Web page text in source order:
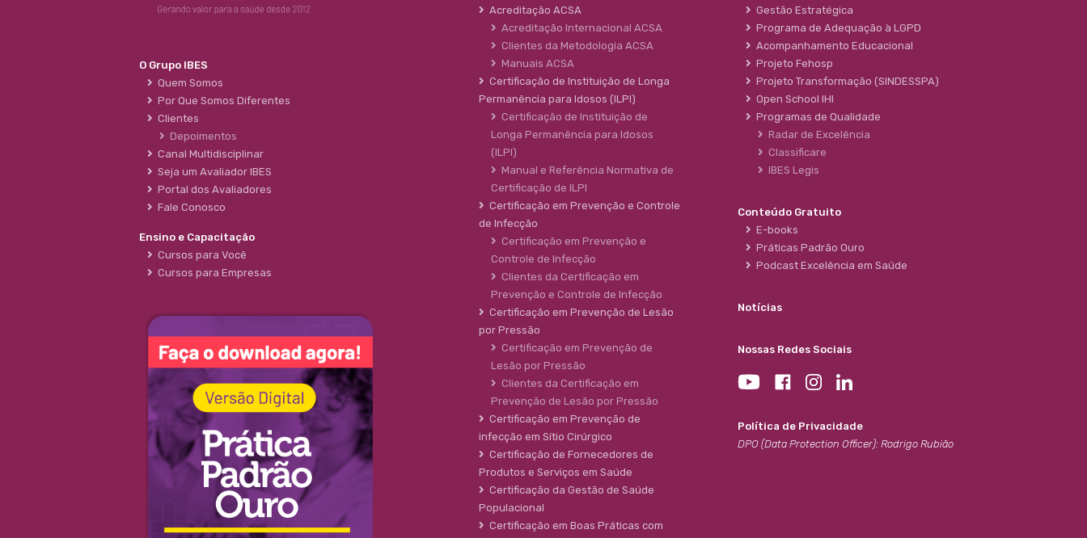
O Grupo IBES
Quem Somos
Por Que Somos Diferentes
Clientes
Depoimentos
Canal Multidisciplinar
Seja um Avaliador IBES
Portal dos Avaliadores
Fale Conosco
Ensino e Capacitação
Cursos para Você
Cursos para Empresas
Acreditação ACSA
Acreditação Internacional ACSA
Clientes da Metodologia ACSA
Manuais ACSA
Certificação de Instituição de Longa
Permanência para Idosos (ILPI)
Certificação de Instituição de
Longa Permanência para Idosos
(ILPI)
Manual e Referência Normativa de
Certificação de ILPI
Certificação em Prevenção e Controle
de Infecção
Certificação em Prevenção e
Controle de Infecção
Clientes da Certificação em
Prevenção e Controle de Infecção
Certificação em Prevenção de Lesão
por Pressão
Certificação em Prevenção de
Lesão por Pressão
Clientes da Certificação em
Prevenção de Lesão por Pressão
Certificação em Prevenção de
infecção em Sítio Cirúrgico
Certificação de Fornecedores de
Produtos e Serviços em Saúde
Certificação da Gestão de Saúde
Populacional
Certificação em Boas Práticas com
Gestão Estratégica
Programa de Adequação à LGPD
Acompanhamento Educacional
Projeto Fehosp
Projeto Transformação (SINDESSPA)
Open School IHI
Programas de Qualidade
Radar de Excelência
Classificare
IBES Legis
Conteúdo Gratuito
E-books
Práticas Padrão Ouro
Podcast Excelência em Saúde
Notícias
Nossas Redes Sociais
Política de Privacidade
DPO (Data Protection Officer): Rodrigo Rubião